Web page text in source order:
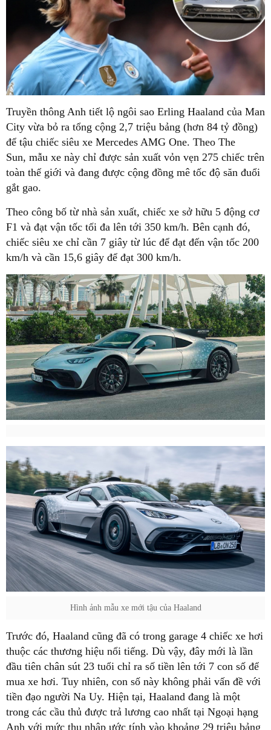
Truyền thông Anh tiết lộ ngôi sao Erling Haaland của Man
City vừa bỏ ra tổng cộng 2,7 triệu bảng (hơn 84 tỷ đồng)
để tậu chiếc siêu xe Mercedes AMG One. Theo The
Sun, mẫu xe này chỉ được sản xuất vỏn vẹn 275 chiếc trên
toàn thế giới và đang được cộng đồng mê tốc độ săn đuổi
gắt gao.
Theo công bố từ nhà sản xuất, chiếc xe sở hữu 5 động cơ
F1 và đạt vận tốc tối đa lên tới 350 km/h. Bên cạnh đó,
chiếc siêu xe chỉ cần 7 giây từ lúc để đạt đến vận tốc 200
km/h và cần 15,6 giây để đạt 300 km/h.
Hình ảnh mẫu xe mới tậu của Haaland
Trước đó, Haaland cũng đã có trong garage 4 chiếc xe hơi
thuộc các thương hiệu nổi tiếng. Dù vậy, đây mới là lần
đầu tiên chân sút 23 tuổi chỉ ra số tiền lên tới 7 con số để
mua xe hơi. Tuy nhiên, con số này không phải vấn đề với
tiền đạo người Na Uy. Hiện tại, Haaland đang là một
trong các cầu thủ được trả lương cao nhất tại Ngoại hạng
Anh với mức thu nhập ước tính vào khoảng 29 triệu bảng